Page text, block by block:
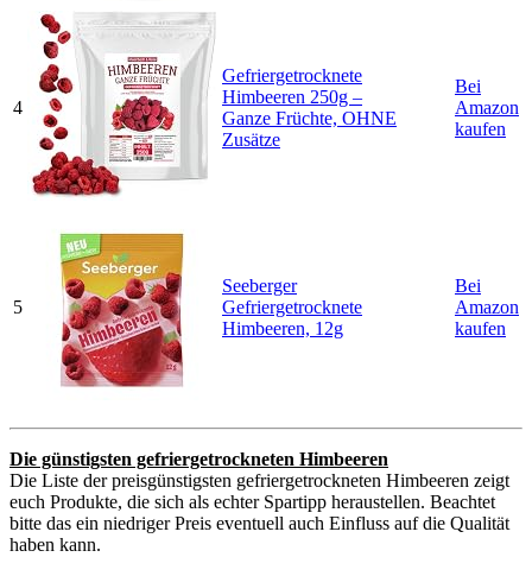
4
Gefriergetrocknete
Himbeeren 250g –
Ganze Früchte, OHNE
Zusätze
Bei
Amazon
kaufen
5
Seeberger
Gefriergetrocknete
Himbeeren, 12g
Bei
Amazon
kaufen
Die günstigsten gefriergetrockneten Himbeeren
Die Liste der preisgünstigsten gefriergetrockneten Himbeeren zeigt
euch Produkte, die sich als echter Spartipp heraustellen. Beachtet
bitte das ein niedriger Preis eventuell auch Einfluss auf die Qualität
haben kann.